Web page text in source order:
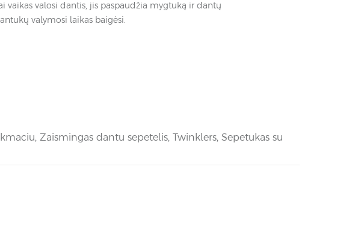
vaikas valosi dantis, jis paspaudžia mygtuką ir dantų
valymosi laikas baigėsi.
, Zaismingas dantu sepetelis, Twinklers, Sepetukas su